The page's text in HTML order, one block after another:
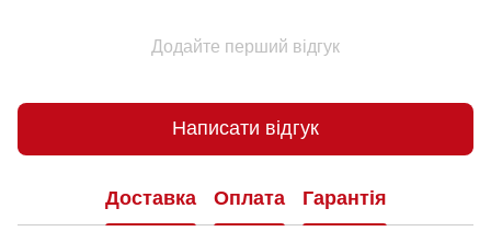
Додайте перший відгук
Написати відгук
Доставка Оплата Гарантія